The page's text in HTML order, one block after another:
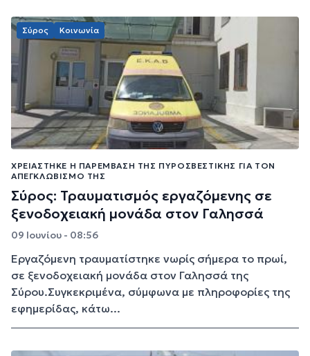
Σύρος Κοινωνία
ΧΡΕΙΆΣΤΗΚΕ Η ΠΑΡΈΜΒΑΣΗ ΤΗΣ ΠΥΡΟΣΒΕΣΤΙΚΉΣ ΓΙΑ ΤΟΝ
ΑΠΕΓΚΛΩΒΙΣΜΌ ΤΗΣ
Σύρος: Τραυματισμός εργαζόμενης σε
ξενοδοχειακή μονάδα στον Γαλησσά
09 Ιουνίου - 08:56
Εργαζόμενη τραυματίστηκε νωρίς σήμερα το πρωί,
σε ξενοδοχειακή μονάδα στον Γαλησσά της
Σύρου.Συγκεκριμένα, σύμφωνα με πληροφορίες της
εφημερίδας, κάτω...